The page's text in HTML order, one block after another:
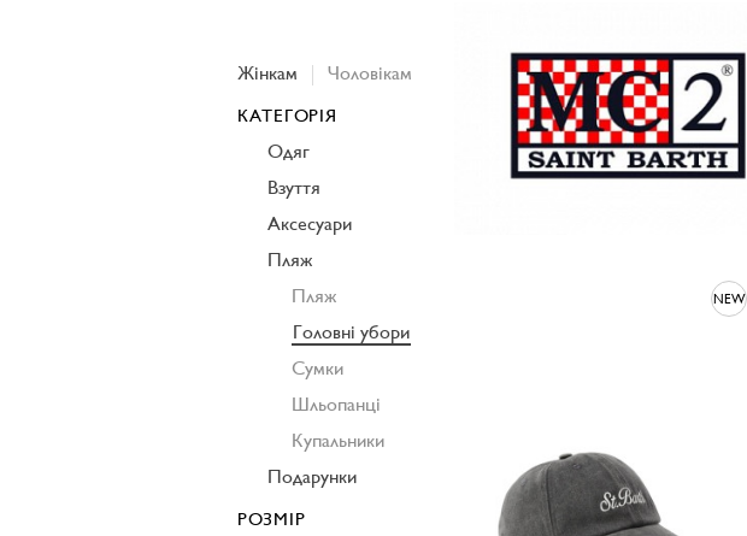
NEW
Жінкам Чоловікам
КАТЕГОРІЯ
Одяг
Взуття
Аксесуари
Пляж
Пляж
Головні убори
Сумки
Шльопанці
Купальники
Подарунки
РОЗМІР